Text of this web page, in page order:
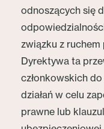
odnoszących się
związku z
Dyrektywa ta
członkowskich
działań w celu
prawne lub